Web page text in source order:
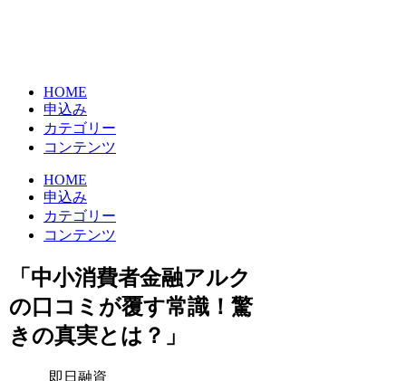
HOME
申込み
カテゴリー
コンテンツ
HOME
申込み
カテゴリー
コンテンツ
「中小消費者金融アルク
の口コミが覆す常識！驚
きの真実とは？」
即日融資